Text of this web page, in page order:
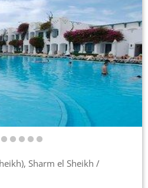
Sharm el Sheikh /